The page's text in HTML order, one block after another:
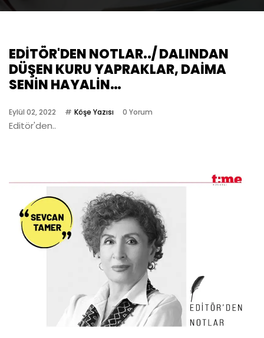
EDİTÖR'DEN NOTLAR../ DALINDAN
DÜŞEN KURU YAPRAKLAR, DAİMA
SENİN HAYALİN…
Eylül 02, 2022 Köşe Yazısı 0 Yorum
Editör'den..